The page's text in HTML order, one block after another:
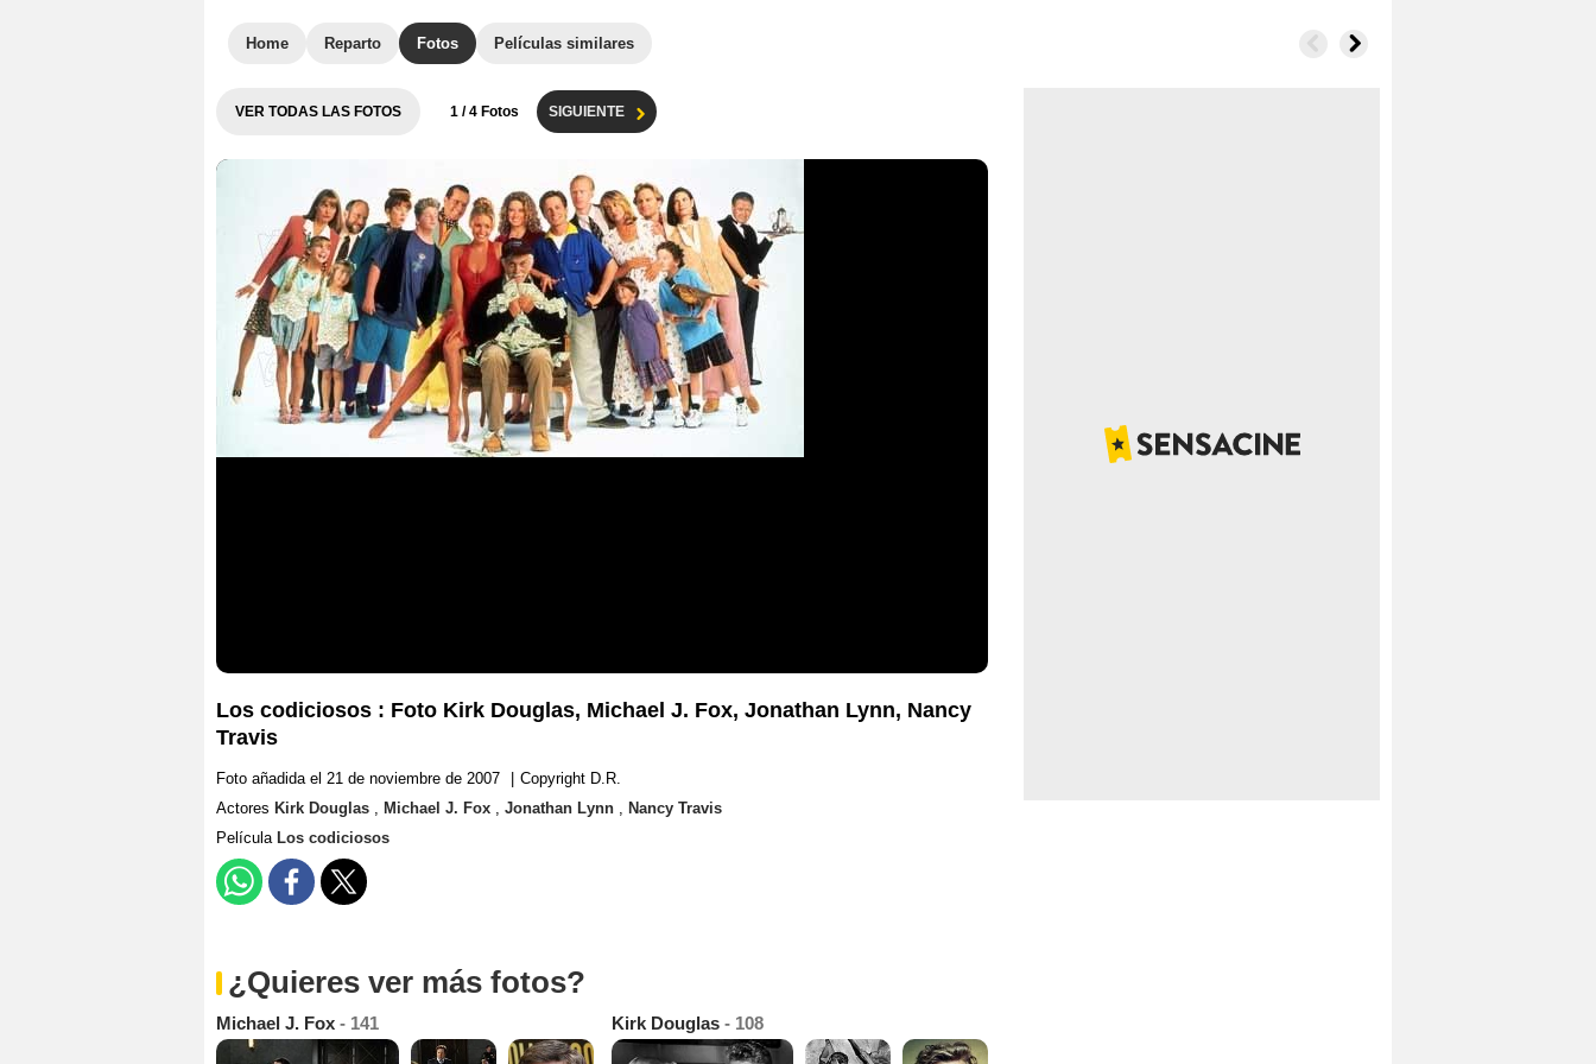
Home Reparto Fotos Películas similares
VER TODAS LAS FOTOS 1 / 4 Fotos SIGUIENTE
Los codiciosos : Foto Kirk Douglas, Michael J. Fox, Jonathan Lynn, Nancy
Travis
Foto añadida el 21 de noviembre de 2007
Copyright D.R.
Actores Kirk Douglas , Michael J. Fox , Jonathan Lynn , Nancy Travis
Película Los codiciosos
¿Quieres ver más fotos?
Michael J. Fox - 141 Kirk Douglas - 108